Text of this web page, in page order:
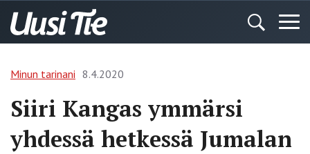
Minun tarinani 8.4.2020
Siiri Kangas ymmärsi
yhdessä hetkessä Jumalan